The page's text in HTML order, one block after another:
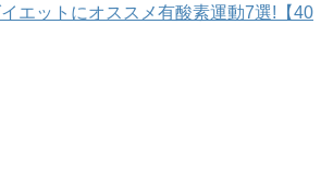
イエットにオススメ有酸素運動7選!【40